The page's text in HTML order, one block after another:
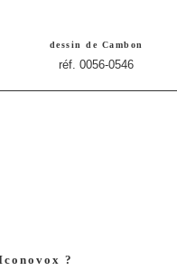
dessin de Cambon
réf. 0056-0546
?